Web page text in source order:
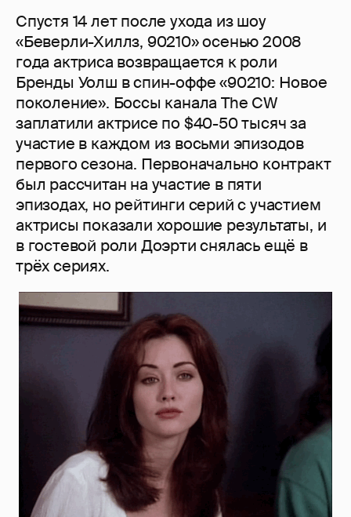
Спустя 14 лет после ухода из шоу
«Беверли-Хиллз, 90210» осенью 2008
года актриса возвращается к роли
Бренды Уолш в спин-оффе «90210: Новое
поколение». Боссы канала The CW
заплатили актрисе по $40-50 тысяч за
участие в каждом из восьми эпизодов
первого сезона. Первоначально контракт
был рассчитан на участие в пяти
эпизодах, но рейтинги серий с участием
актрисы показали хорошие результаты, и
в гостевой роли Доэрти снялась ещё в
трёх сериях.